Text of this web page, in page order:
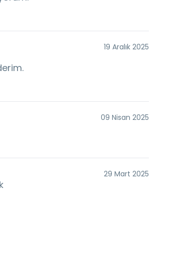
19 Aralık 2025
09 Nisan 2025
29 Mart 2025